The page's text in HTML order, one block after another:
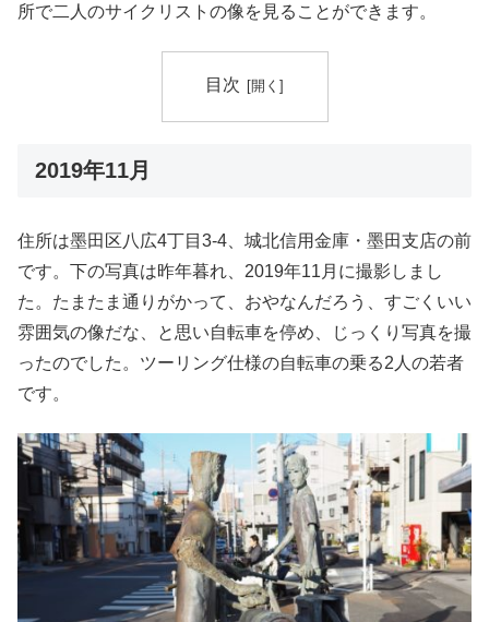
所で二人のサイクリストの像を見ることができます。
目次
2019年11月
住所は墨田区八広4丁目3-4、城北信用金庫・墨田支店の前
です。下の写真は昨年暮れ、2019年11月に撮影しまし
た。たまたま通りがかって、おやなんだろう、すごくいい
雰囲気の像だな、と思い自転車を停め、じっくり写真を撮
ったのでした。ツーリング仕様の自転車の乗る2人の若者
です。